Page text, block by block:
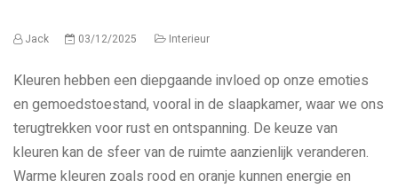
Jack 03/12/2025 Interieur
Kleuren hebben een diepgaande invloed op onze emoties
en gemoedstoestand, vooral in de slaapkamer, waar we ons
terugtrekken voor rust en ontspanning. De keuze van
kleuren kan de sfeer van de ruimte aanzienlijk veranderen.
Warme kleuren zoals rood en oranje kunnen energie en